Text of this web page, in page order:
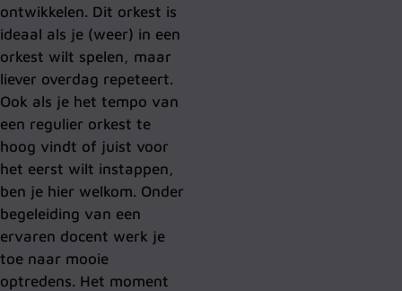
ontwikkelen. Dit orkest is
ideaal als je (weer) in een
orkest wilt spelen, maar
liever overdag repeteert.
Ook als je het tempo van
een regulier orkest te
hoog vindt of juist voor
het eerst wilt instappen,
ben je hier welkom. Onder
begeleiding van een
ervaren docent werk je
toe naar mooie
optredens. Het moment